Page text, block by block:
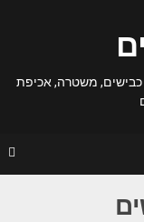
כבישים, משטרה, אכיפת